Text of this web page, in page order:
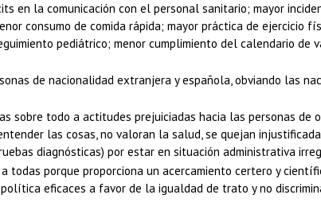
en la comunicación con el personal sanitario; mayor
consumo de comida rápida; mayor práctica de ejercicio
pediátrico; menor cumplimiento del calendario de
de nacionalidad extranjera y española, obviando las
sobre todo a actitudes prejuiciadas hacia las personas
las cosas, no valoran la salud, se quejan
diagnósticas) por estar en situación administrativa
todas porque proporciona un acercamiento certero y
eficaces a favor de la igualdad de trato y no